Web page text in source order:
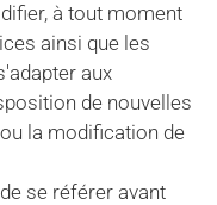
à tout moment
ainsi que les
aux
de nouvelles
la modification de
se référer avant